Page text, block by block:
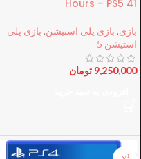
41 Hours – PS5
بازی, بازی پلی استیشن, بازی پلی
استیشن 5
9,250,000 تومان